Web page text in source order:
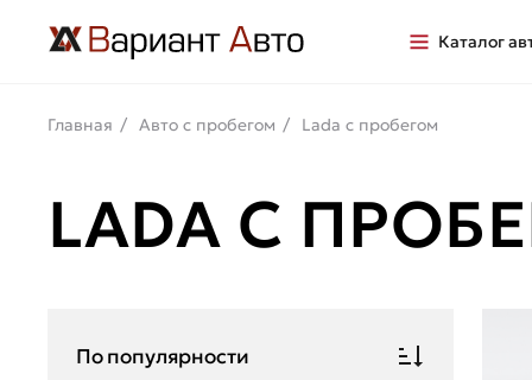
Каталог
Главная Авто с пробегом Lada с пробегом
LADA С
По популярности